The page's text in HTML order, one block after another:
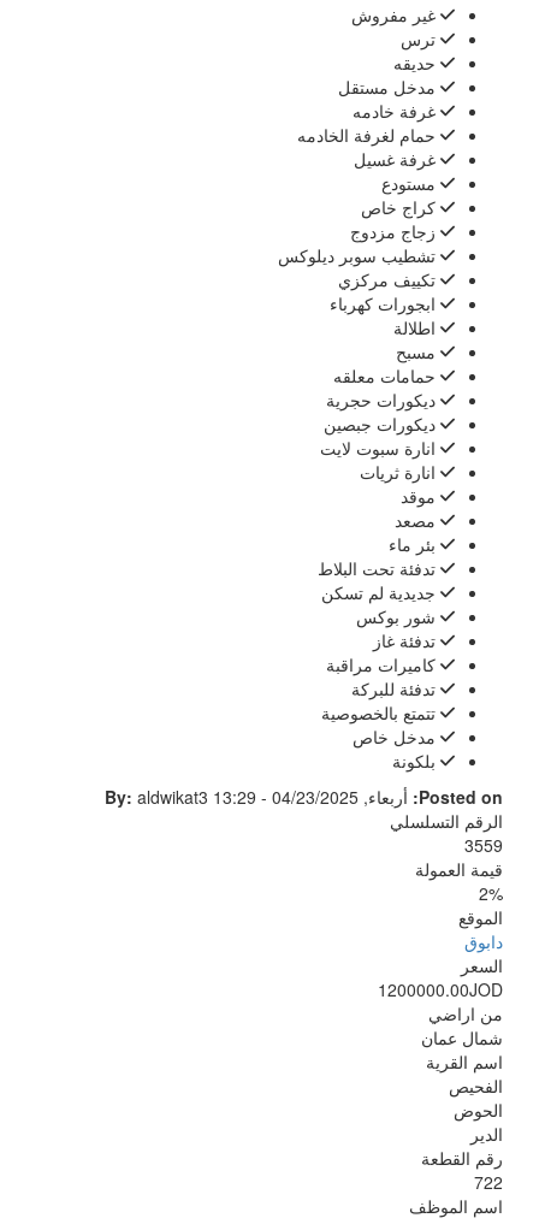
‏غير مفروش ‏
ترس
حديقه
‏‏مدخل مستقل ‏
‏غرفة خادمه ‏
‏حمام لغرفة الخادمه ‏
‏غرفة غسيل ‏
مستودع
‏كراج خاص ‏
‏زجاج مزدوج ‏
‏تشطيب سوبر ديلوكس ‏
‏تكييف مركزي ‏
‏ابجورات كهرباء ‏
اطلالة
مسبح
‏حمامات معلقه ‏
‏ديكورات ‏حجرية ‏
‏ديكورات ‏جبصين ‏
‏‏انارة ‏سبوت لايت ‏
انارة ثريات
موقد
مصعد
‏بئر ماء ‏
‏تدفئة تحت البلاط ‏
جديدية لم تسكن
شور بوكس
تدفئة غاز
كاميرات مراقبة
تدفئة للبركة
تتمتع بالخصوصية
مدخل خاص
بلكونة
Posted on: أربعاء, 04/23/2025 - 13:29 By: aldwikat3
الرقم التسلسلي
3559
قيمة العمولة
2%
الموقع
دابوق
السعر
1200000.00JOD
من اراضي
شمال عمان
اسم القرية
الفحيص
الحوض
الدير
رقم القطعة
722
اسم الموظف